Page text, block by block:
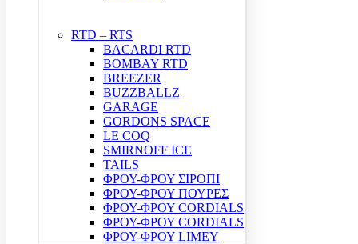
RTD – RTS
BACARDI RTD
BOMBAY RTD
BREEZER
BUZZBALLZ
GARAGE
GORDONS SPACE
LE COQ
SMIRNOFF ICE
TAILS
ΦΡΟΥ-ΦΡΟΥ ΣΙΡΟΠΙ
ΦΡΟΥ-ΦΡΟΥ ΠΟΥΡΕΣ
ΦΡΟΥ-ΦΡΟΥ CORDIALS
ΦΡΟΥ-ΦΡΟΥ CORDIALS
ΦΡΟΥ-ΦΡΟΥ LIMEY